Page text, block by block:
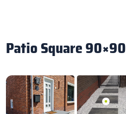
Patio Square 90×90